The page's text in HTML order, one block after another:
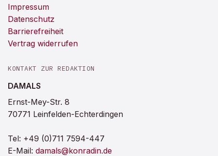
Impressum
Datenschutz
Barrierefreiheit
Vertrag widerrufen
KONTAKT ZUR REDAKTION
DAMALS
Ernst-Mey-Str. 8
70771 Leinfelden-Echterdingen
Tel: +49 (0)711 7594-447
E-Mail: damals@konradin.de